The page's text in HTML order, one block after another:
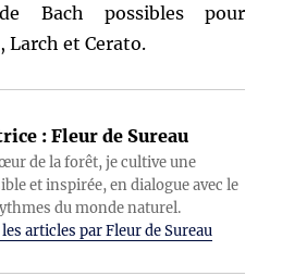
de Bach possibles pour
Larch et Cerato.
: Fleur de Sureau
de la forêt, je cultive une
et inspirée, en dialogue avec le
du monde naturel.
articles par Fleur de Sureau